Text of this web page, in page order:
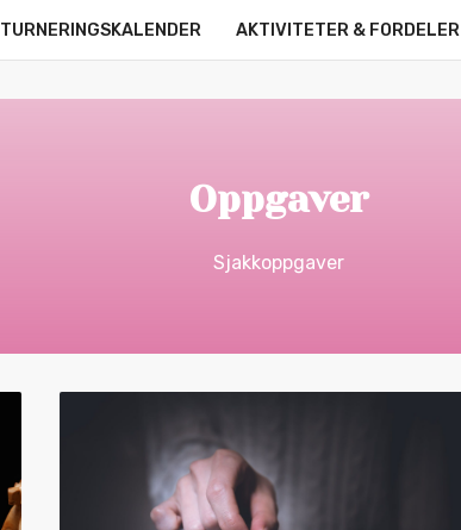
TURNERINGSKALENDER AKTIVITETER & FORDELER
Oppgaver
Sjakkoppgaver